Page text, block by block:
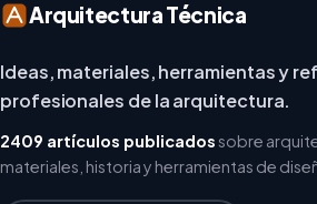
Arquitectura Técnica
Ideas, materiales, herramientas y
profesionales de la arquitectura.
2409 artículos publicados sobre
materiales, historia y herramientas de